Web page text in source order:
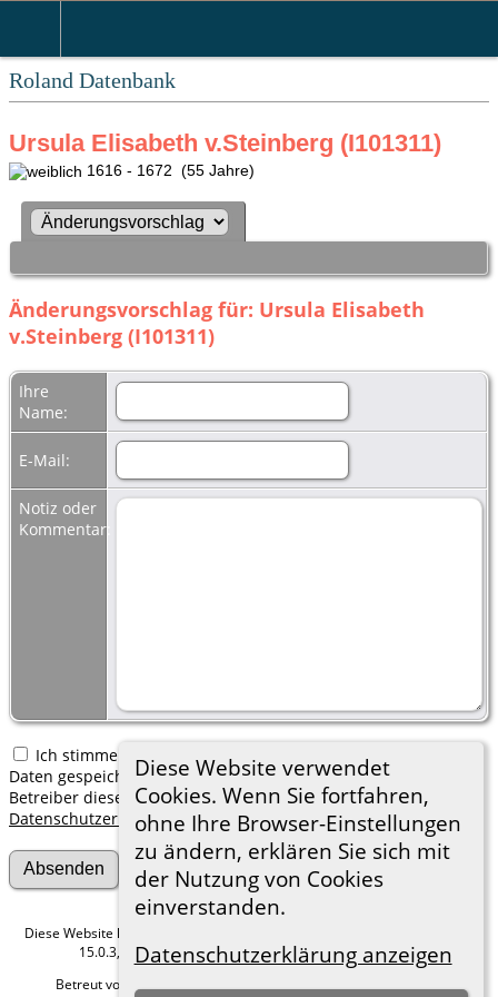
Roland Datenbank
Diese Website verwendet
Cookies. Wenn Sie fortfahren,
ohne Ihre Browser-Einstellungen
zu ändern, erklären Sie sich mit
der Nutzung von Cookies
einverstanden.
Datenschutzerklärung anzeigen
Ursula Elisabeth v.Steinberg (I101311)
1616 - 1672 (55 Jahre)
Änderungsvorschlag für: Ursula Elisabeth
v.Steinberg (I101311)
Ihre
Name:
E-Mail:
Notiz oder
Kommentar:
Ich stimme zu, dass meine hier erfassten persönlichen
Daten gespeichert werden. Ich verstehe, dass ich jederzeit den
Betreiber dieser Website bitten kann, diese Daten zu löschen.
Datenschutzerklärung
Diese Website läuft mit
15.0.3, programmiert von Darrin Lythgoe © 2001-2026.
Betreut von